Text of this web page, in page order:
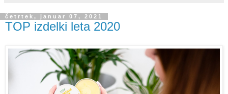
četrtek, januar 07, 2021
TOP izdelki leta 2020